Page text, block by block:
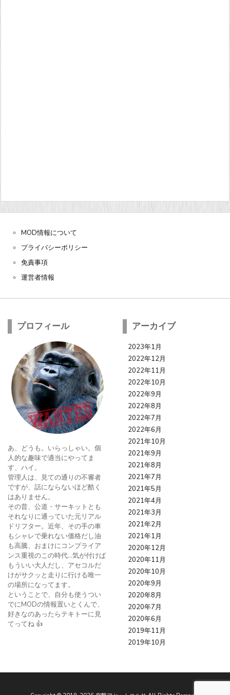
MOD情報について
プライバシーポリシー
免責事項
運営者情報
プロフィール
あ、どうも。いらっしゃい。個
人的な趣味で適当にやってま
す、ハイ。
管理人は、見ての通りの不審者
ですが、話にならないほど酷く
はありません。
その昔、公道・サーキットとも
それなりに通っていた元リアル
ドリフター。近年、その手の車
もシャレで乗れない価格だし油
も高騰、おまけにコンプライア
ンス重視のこの時代…気が付けば
もういい大人だし、アセコルだ
けがサクッと走りに行ける唯一
の場所になってます。
ということで、自分も使うつい
でにMODの情報置いとくんで、
好きなのあったらテキトーに見
てってね 👍
アーカイブ
2023年1月
2022年12月
2022年11月
2022年10月
2022年9月
2022年8月
2022年7月
2022年6月
2021年10月
2021年9月
2021年8月
2021年7月
2021年5月
2021年4月
2021年3月
2021年2月
2021年1月
2020年12月
2020年11月
2020年10月
2020年9月
2020年8月
2020年7月
2020年6月
2019年11月
2019年10月